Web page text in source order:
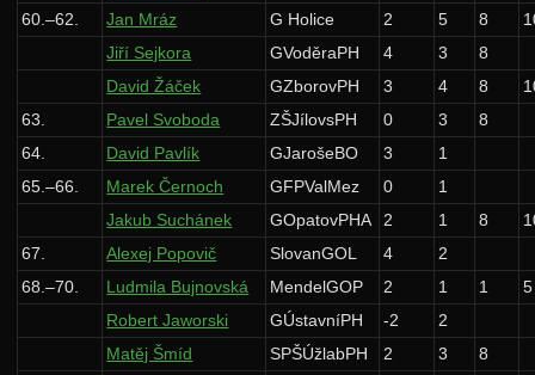
60.–62.
Jan Mráz G Holice 2 5 8
Jiří Sejkora
GVoděraPH 4 3
8
David Žáček
GZborovPH 3 4 8
63.
Pavel Svoboda ZŠJílovsPH 0 3
8
64.
David Pavlík GJarošeBO 3
1
65.–66.
Marek Černoch GFPValMez 0
1
Jakub Suchánek
GOpatovPHA 2 1 8
67.
Alexej Popovič SlovanGOL 4
2
68.–70.
Ludmila Bujnovská MendelGOP 2 1 1
5
Robert Jaworski
GÚstavníPH -2
2
Matěj Šmíd
SPŠÚžlabPH 2 3
8